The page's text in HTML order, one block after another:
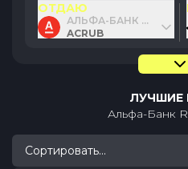
ОТДАЮ
АЛЬФА-БАНК RUB
ACRUB
ЛУЧШИЕ
Альфа-Банк
Сортировать...